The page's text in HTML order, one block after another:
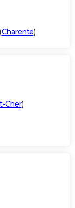
(Charente)
Cher)